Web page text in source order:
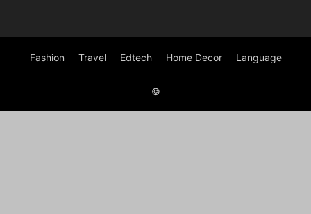
Fashion Travel Edtech Home Decor Language
©